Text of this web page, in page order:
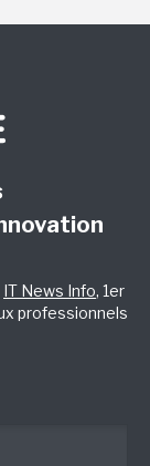
IT News Info, 1er
professionnels